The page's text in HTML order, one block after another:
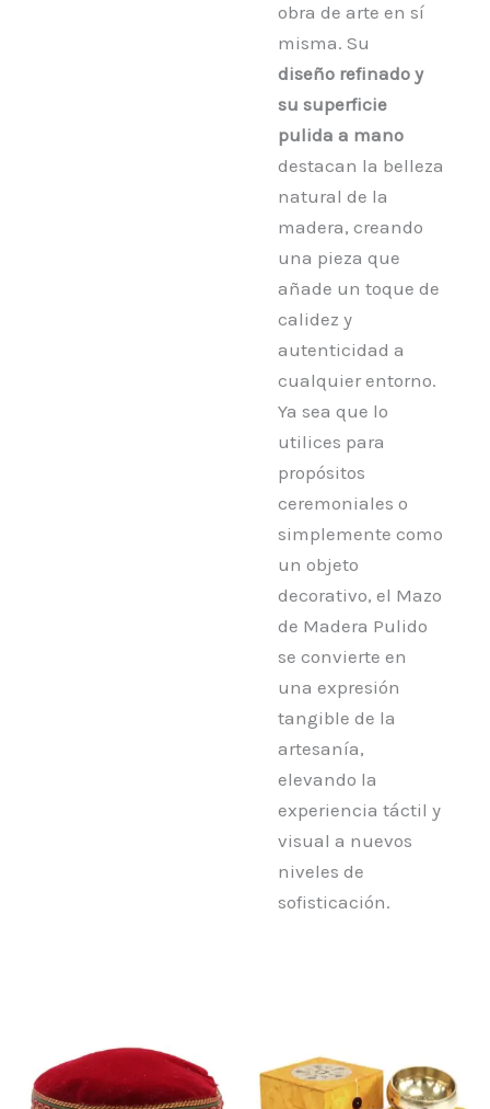
obra de arte en sí
misma. Su
diseño refinado y
su superficie
pulida a mano
destacan la belleza
natural de la
madera, creando
una pieza que
añade un toque de
calidez y
autenticidad a
cualquier entorno.
Ya sea que lo
utilices para
propósitos
ceremoniales o
simplemente como
un objeto
decorativo, el Mazo
de Madera Pulido
se convierte en
una expresión
tangible de la
artesanía,
elevando la
experiencia táctil y
visual a nuevos
niveles de
sofisticación.